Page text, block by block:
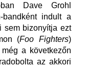
Dave Grohl
bandként indult a
sem bizonyítja ezt
(Foo Fighters)
a következőn
az akkori